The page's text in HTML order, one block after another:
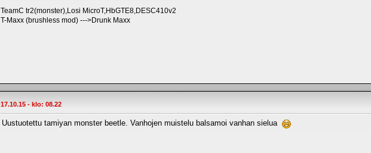
TeamC tr2(monster),Losi MicroT,HbGTE8,DESC410v2
T-Maxx (brushless mod) --->Drunk Maxx
17.10.15 - klo: 08.22
Uustuotettu tamiyan monster beetle. Vanhojen muistelu balsamoi vanhan sielua